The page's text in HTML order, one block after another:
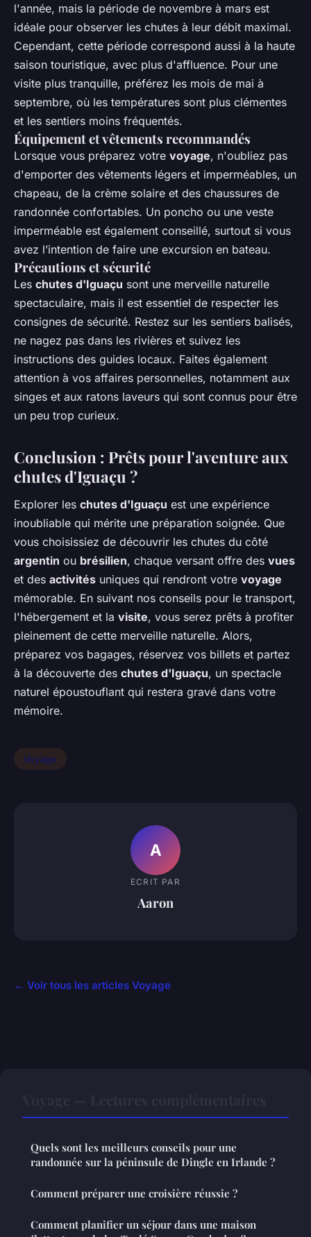
l'année, mais la période de novembre à mars est
idéale pour observer les chutes à leur débit maximal.
Cependant, cette période correspond aussi à la haute
saison touristique, avec plus d'affluence. Pour une
visite plus tranquille, préférez les mois de mai à
septembre, où les températures sont plus clémentes
et les sentiers moins fréquentés.
Équipement et vêtements recommandés
Lorsque vous préparez votre voyage, n'oubliez pas
d'emporter des vêtements légers et imperméables, un
chapeau, de la crème solaire et des chaussures de
randonnée confortables. Un poncho ou une veste
imperméable est également conseillé, surtout si vous
avez l’intention de faire une excursion en bateau.
Précautions et sécurité
Les chutes d'Iguaçu sont une merveille naturelle
spectaculaire, mais il est essentiel de respecter les
consignes de sécurité. Restez sur les sentiers balisés,
ne nagez pas dans les rivières et suivez les
instructions des guides locaux. Faites également
attention à vos affaires personnelles, notamment aux
singes et aux ratons laveurs qui sont connus pour être
un peu trop curieux.
Conclusion : Prêts pour l'aventure aux
chutes d'Iguaçu ?
Explorer les chutes d'Iguaçu est une expérience
inoubliable qui mérite une préparation soignée. Que
vous choisissiez de découvrir les chutes du côté
argentin ou brésilien, chaque versant offre des vues
et des activités uniques qui rendront votre voyage
mémorable. En suivant nos conseils pour le transport,
l'hébergement et la visite, vous serez prêts à profiter
pleinement de cette merveille naturelle. Alors,
préparez vos bagages, réservez vos billets et partez
à la découverte des chutes d'Iguaçu, un spectacle
naturel époustouflant qui restera gravé dans votre
mémoire.
Voyage
A
ECRIT PAR
Aaron
← Voir tous les articles Voyage
Quels sont les meilleurs conseils pour une
randonnée sur la péninsule de Dingle en Irlande ?
Comment préparer une croisière réussie ?
Comment planifier un séjour dans une maison